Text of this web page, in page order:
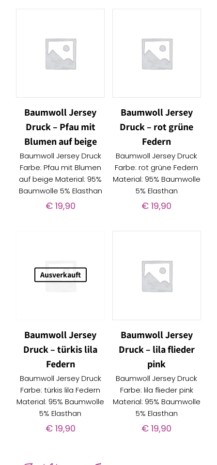
Menge
Baumwoll Jersey
Druck – Pfau mit
Blumen auf beige
Baumwoll Jersey Druck
Farbe: Pfau mit Blumen
auf beige Material: 95%
Baumwolle 5% Elasthan
€19,90
Baumwoll Jersey
Druck – rot grüne
Federn
Baumwoll Jersey Druck
Farbe: rot grüne Federn
Material: 95% Baumwolle
5% Elasthan
€ 19,90
Ausverkauft
Baumwoll Jersey
Druck – türkis lila
Federn
Baumwoll Jersey Druck
Farbe: türkis lila Federn
Material: 95% Baumwolle
5% Elasthan
€19,90
Baumwoll Jersey
Druck – lila flieder
pink
Baumwoll Jersey Druck
Farbe: lila flieder pink
Material: 95% Baumwolle
5% Elasthan
€ 19,90